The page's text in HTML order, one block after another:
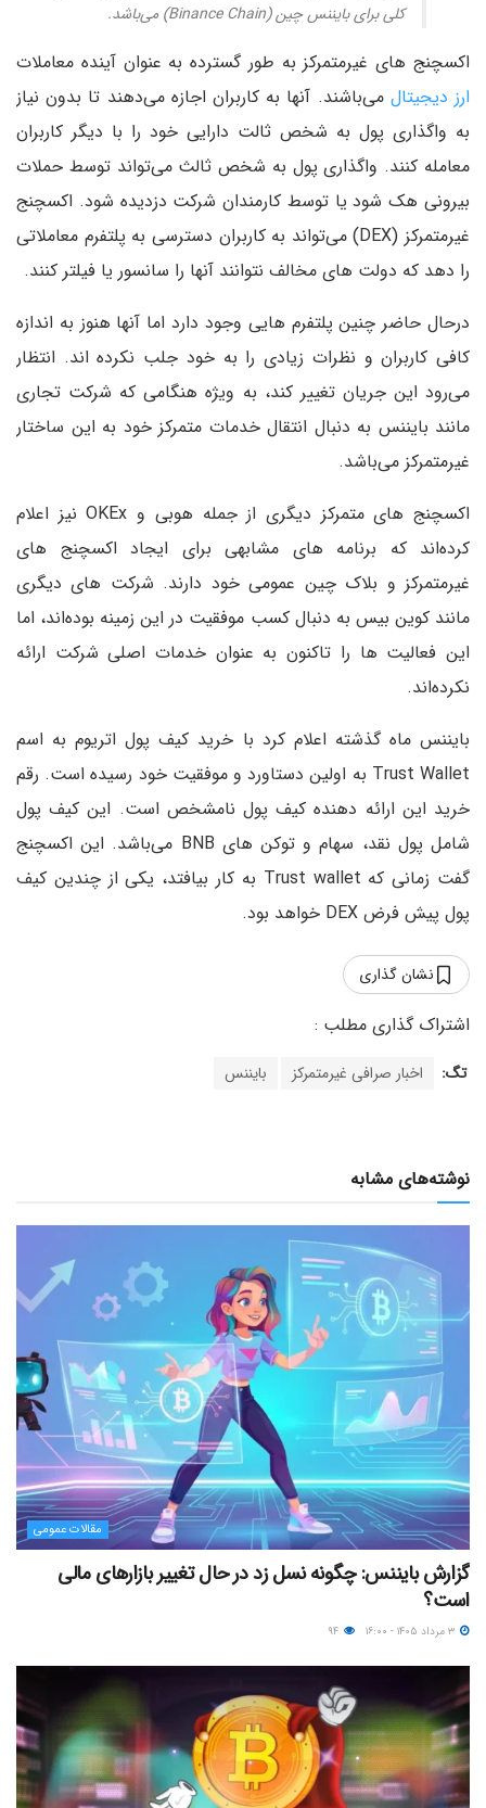
کلی برای بایننس چین (Binance Chain) می‌باشد.
اکسچنج های غیرمتمرکز به طور گسترده به عنوان آینده معاملات
ارز دیجیتال می‌باشند. آنها به کاربران اجازه می‌دهند تا بدون نیاز
به واگذاری پول به شخص ثالت دارایی خود را با دیگر کاربران
معامله کنند. واگذاری پول به شخص ثالث می‌تواند توسط حملات
بیرونی هک شود یا توسط کارمندان شرکت دزدیده شود. اکسچنج
غیرمتمرکز (DEX) می‌تواند به کاربران دسترسی به پلتفرم معاملاتی
را دهد که دولت های مخالف نتوانند آنها را سانسور یا فیلتر کنند.
درحال حاضر چنین پلتفرم هایی وجود دارد اما آنها هنوز به اندازه
کافی کاربران و نظرات زیادی را به خود جلب نکرده اند. انتظار
می‌رود این جریان تغییر کند، به ویژه هنگامی که شرکت تجاری
مانند بایننس به دنبال انتقال خدمات متمرکز خود به این ساختار
غیرمتمرکز می‌باشد.
اکسچنج های متمرکز دیگری از جمله هوبی و OKEx نیز اعلام
کرده‌اند که برنامه های مشابهی برای ایجاد اکسچنج های
غیرمتمرکز و بلاک چین عمومی خود دارند. شرکت های دیگری
مانند کوین بیس به دنبال کسب موفقیت در این زمینه بوده‌اند، اما
این فعالیت ها را تاکنون به عنوان خدمات اصلی شرکت ارائه
نکرده‌اند.
بایننس ماه گذشته اعلام کرد با خرید کیف پول اتریوم به اسم
Trust Wallet به اولین دستاورد و موفقیت خود رسیده است. رقم
خرید این ارائه دهنده کیف پول نامشخص است. این کیف پول
شامل پول نقد، سهام و توکن های BNB می‌باشد. این اکسچنج
گفت زمانی که Trust wallet به کار بیافتد، یکی از چندین کیف
پول پیش فرض DEX خواهد بود.
نشان گذاری
تگ: اخبار صرافی غیرمتمرکز بایننس
نوشته‌های مشابه
مقالات عمومی
گزارش بایننس: چگونه نسل زد در حال تغییر بازارهای مالی
است؟